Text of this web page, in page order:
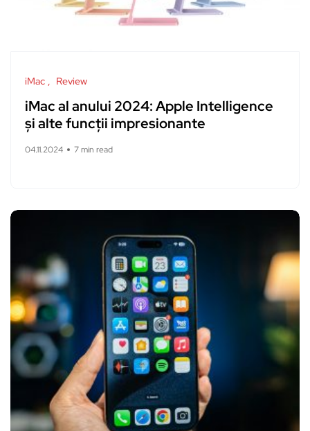
iMac Review
iMac al anului 2024: Apple Intelligence
și alte funcții impresionante
04.11.2024 7 min read